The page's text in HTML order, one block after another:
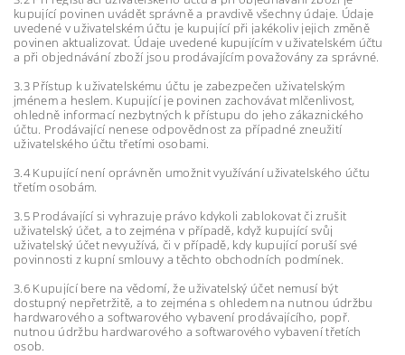
kupující povinen uvádět správně a pravdivě všechny údaje. Údaje
uvedené v uživatelském účtu je kupující při jakékoliv jejich změně
povinen aktualizovat. Údaje uvedené kupujícím v uživatelském účtu
a při objednávání zboží jsou prodávajícím považovány za správné.
3.3 Přístup k uživatelskému účtu je zabezpečen uživatelským
jménem a heslem. Kupující je povinen zachovávat mlčenlivost,
ohledně informací nezbytných k přístupu do jeho zákaznického
účtu. Prodávající nenese odpovědnost za případné zneužití
uživatelského účtu třetími osobami.
3.4 Kupující není oprávněn umožnit využívání uživatelského účtu
třetím osobám.
3.5 Prodávající si vyhrazuje právo kdykoli zablokovat či zrušit
uživatelský účet, a to zejména v případě, když kupující svůj
uživatelský účet nevyužívá, či v případě, kdy kupující poruší své
povinnosti z kupní smlouvy a těchto obchodních podmínek.
3.6 Kupující bere na vědomí, že uživatelský účet nemusí být
dostupný nepřetržitě, a to zejména s ohledem na nutnou údržbu
hardwarového a softwarového vybavení prodávajícího, popř.
nutnou údržbu hardwarového a softwarového vybavení třetích
osob.